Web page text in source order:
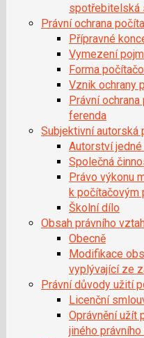
spotřebitelská
Právní ochrana
Přípravné
Vymezení
Forma
Vznik ochrany
Právní
ferenda
Subjektivní autorská
Autorství
Společná
Právo výkonu
k počítačovým
Školní dílo
Obsah právního
Obecně
Modifikace
vyplývající ze
Právní důvody užití
Licenční
Oprávnění užít
jiného